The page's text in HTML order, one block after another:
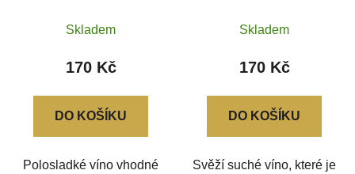
Skladem
170 Kč
DO KOŠÍKU
Polosladké víno vhodné
Skladem
170 Kč
DO KOŠÍKU
Svěží suché víno, které je